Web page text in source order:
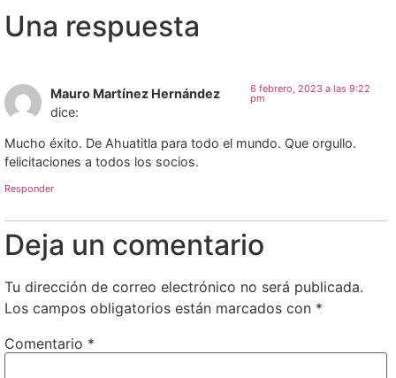
Una respuesta
Mauro Martínez Hernández
dice:
6 febrero, 2023 a las 9:22
pm
Mucho éxito. De Ahuatitla para todo el mundo. Que orgullo.
felicitaciones a todos los socios.
Responder
Deja un comentario
Tu dirección de correo electrónico no será publicada.
Los campos obligatorios están marcados con *
Comentario *